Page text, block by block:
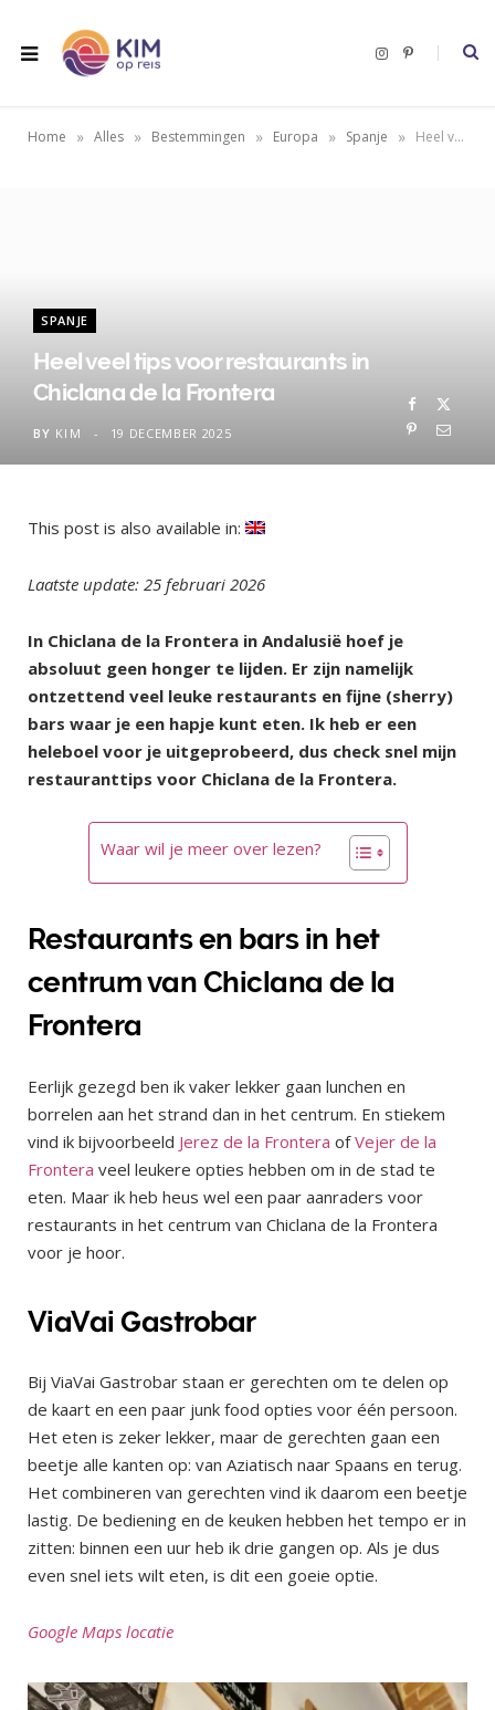
I
P
e
Home » Alles » Bestemmingen » Europa » Spanje » Heel veel tips voor restaurants in Chiclana de la Frontera
SPANJE
Heel veel tips voor restaurants in
Chiclana de la Frontera
BY KIM 19 DECEMBER 2025
This post is also available in:
Laatste update: 25 februari 2026
In Chiclana de la Frontera in Andalusië hoef je
absoluut geen honger te lijden. Er zijn namelijk
ontzettend veel leuke restaurants en fijne (sherry)
bars waar je een hapje kunt eten. Ik heb er een
heleboel voor je uitgeprobeerd, dus check snel mijn
restauranttips voor Chiclana de la Frontera.
Waar wil je meer over lezen?
Restaurants en bars in het
centrum van Chiclana de la
Frontera
Eerlijk gezegd ben ik vaker lekker gaan lunchen en
borrelen aan het strand dan in het centrum. En stiekem
vind ik bijvoorbeeld Jerez de la Frontera ofVejer de la
Frontera veel leukere opties hebben om in de stad te
eten. Maar ik heb heus wel een paar aanraders voor
restaurants in het centrum van Chiclana de la Frontera
voor je hoor.
ViaVai Gastrobar
Bij ViaVai Gastrobar staan er gerechten om te delen op
de kaart en een paar junk food opties voor één persoon.
Het eten is zeker lekker, maar de gerechten gaan een
beetje alle kanten op: van Aziatisch naar Spaans en terug.
Het combineren van gerechten vind ik daarom een beetje
lastig. De bediening en de keuken hebben het tempo er in
zitten: binnen een uur heb ik drie gangen op. Als je dus
even snel iets wilt eten, is dit een goeie optie.
Google Maps locatie